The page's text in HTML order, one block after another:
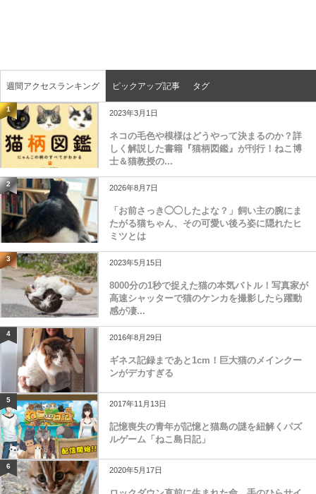
週間アクセスランキング ピックアップ記事 タグ
1 2023年3月1日
ネコの毛色や模様はどうやって決まるのか？詳
しく解説した書籍『猫柄図鑑』が刊行！ねこ博
士＆猫教授の...
2 2026年8月7日
「お前さっき◯◯したよな？」飼い主の腕にま
たがる猫ちゃん、その可愛い後ろ姿に隠れたヒ
ミツとは
3 2023年5月15日
8000分の1秒で捉えた猫の本気バトル！写真家が
高速シャッターで猫のケンカを撮影したら躍動
感が凄...
4 2016年8月29日
ギネス記録まであと1cm！巨大猫のメインクー
ンがデカすぎる
5 2017年11月13日
記憶喪失の青年が記憶と猫島の謎を紐解くパズ
ルゲーム「ねこ島日記」
6 2020年5月17日